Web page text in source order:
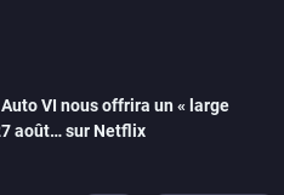
VI nous offrira un « large
août… sur Netflix